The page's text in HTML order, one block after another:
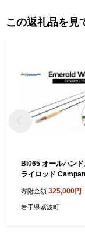
この返礼品を見
BI065 オールハン
ライロッド
釣り道具 釣具 アウ
ャンプ ハンドメイド
寄附金額 325,000円
岩手県紫波町